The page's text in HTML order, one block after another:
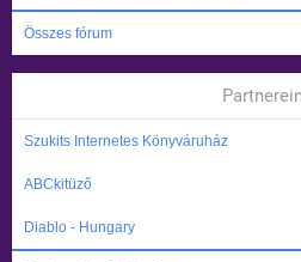
Összes fórum
Szukits Internetes Könyváruház
ABCkitüző
Diablo - Hungary